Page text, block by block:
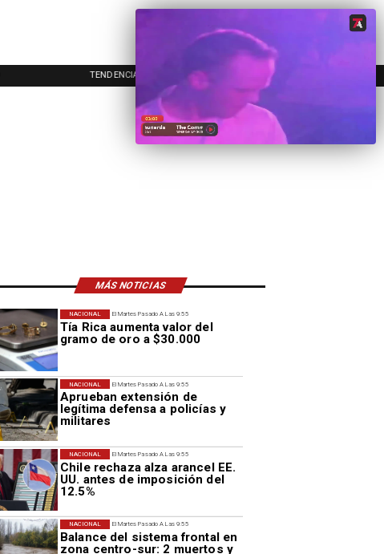
TENDENCIAS
MÁS NOTICIAS
El Martes Pasado A Las 9:55
Tía Rica aumenta valor del
gramo de oro a $30.000
NACIONAL
El Martes Pasado A Las 9:55
Aprueban extensión de
legítima defensa a policías y
militares
NACIONAL
El Martes Pasado A Las 9:55
Chile rechaza alza arancel EE.
UU. antes de imposición del
12.5%
NACIONAL
El Martes Pasado A Las 9:55
Balance del sistema frontal en
zona centro-sur: 2 muertos y
NACIONAL